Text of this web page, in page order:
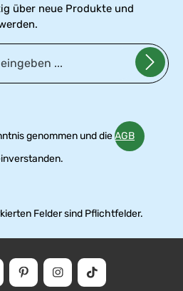
über neue Produkte und
genommen und dieAGB
Felder sind Pflichtfelder.